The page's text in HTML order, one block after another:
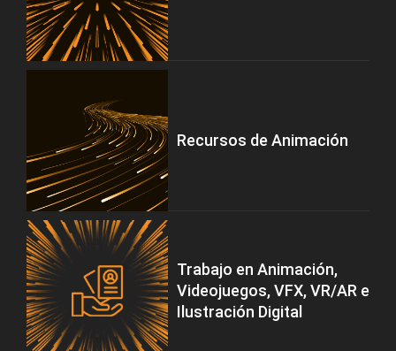
Recursos de Animación
Trabajo en Animación,
Videojuegos, VFX, VR/AR e
Ilustración Digital